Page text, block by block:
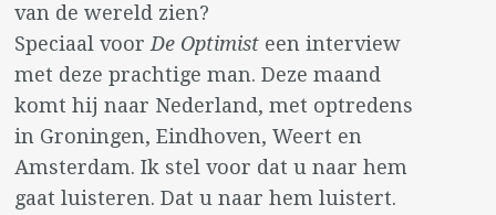
van de wereld zien?
Speciaal voor De Optimist een interview
met deze prachtige man. Deze maand
komt hij naar Nederland, met optredens
in Groningen, Eindhoven, Weert en
Amsterdam. Ik stel voor dat u naar hem
gaat luisteren. Dat u naar hem luistert.